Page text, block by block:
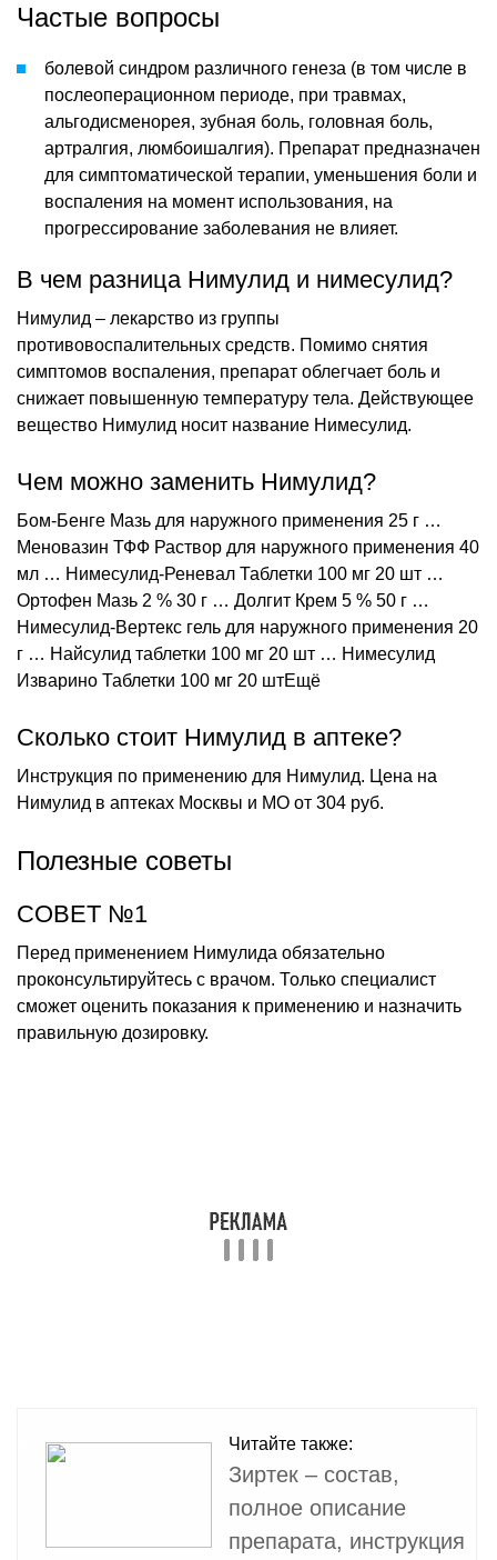
Частые вопросы
болевой синдром различного генеза (в том числе в
послеоперационном периоде, при травмах,
альгодисменорея, зубная боль, головная боль,
артралгия, люмбоишалгия). Препарат предназначен
для симптоматической терапии, уменьшения боли и
воспаления на момент использования, на
прогрессирование заболевания не влияет.
В чем разница Нимулид и нимесулид?
Нимулид – лекарство из группы
противовоспалительных средств. Помимо снятия
симптомов воспаления, препарат облегчает боль и
снижает повышенную температуру тела. Действующее
вещество Нимулид носит название Нимесулид.
Чем можно заменить Нимулид?
Бом-Бенге Мазь для наружного применения 25 г …
Меновазин ТФФ Раствор для наружного применения 40
мл … Нимесулид-Реневал Таблетки 100 мг 20 шт …
Ортофен Мазь 2 % 30 г … Долгит Крем 5 % 50 г …
Нимесулид-Вертекс гель для наружного применения 20
г … Найсулид таблетки 100 мг 20 шт … Нимесулид
Изварино Таблетки 100 мг 20 штЕщё
Сколько стоит Нимулид в аптеке?
Инструкция по применению для Нимулид. Цена на
Нимулид в аптеках Москвы и МО от 304 руб.
Полезные советы
СОВЕТ №1
Перед применением Нимулида обязательно
проконсультируйтесь с врачом. Только специалист
сможет оценить показания к применению и назначить
правильную дозировку.
Читайте также:
Зиртек – состав,
полное описание
препарата, инструкция